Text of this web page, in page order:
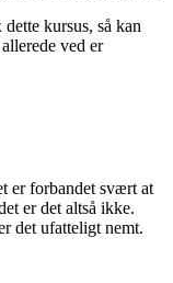
kursus, så kan
ved er
er forbandet svært at
er det altså ikke.
det ufatteligt nemt.